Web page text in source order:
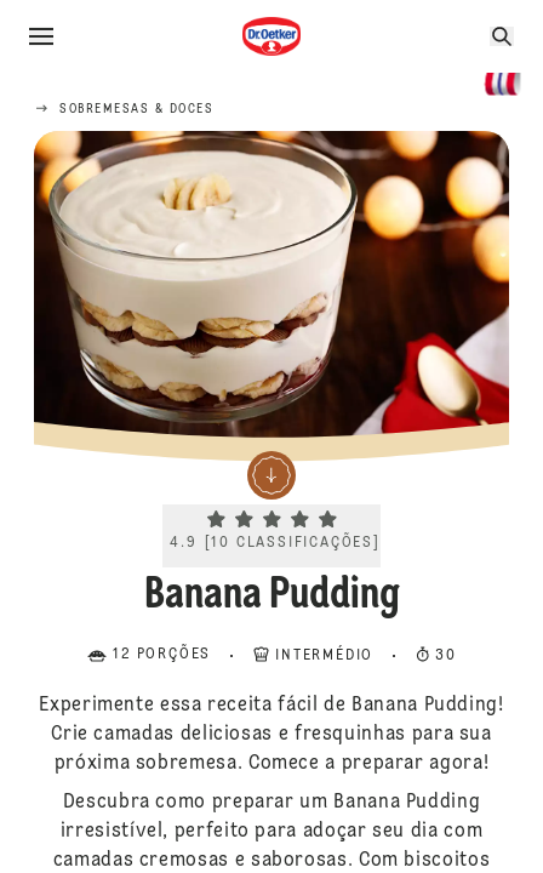
SOBREMESAS & DOCES
Current rating 4.9. Click to rate.
4.9 [10 CLASSIFICAÇÕES
Banana Pudding
12 PORÇÕES INTERMÉDIO 30
Experimente essa receita fácil de Banana Pudding!
Crie camadas deliciosas e fresquinhas para sua
próxima sobremesa. Comece a preparar agora!
Descubra como preparar um Banana Pudding
irresistível, perfeito para adoçar seu dia com
camadas cremosas e saborosas. Com biscoitos